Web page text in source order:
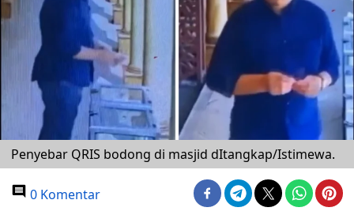
Penyebar QRIS bodong di masjid dItangkap/Istimewa.
0 Komentar